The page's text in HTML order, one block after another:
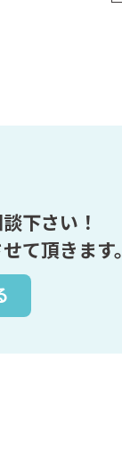
下さい！
て頂きます。